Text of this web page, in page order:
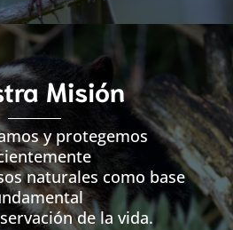
Misión
y protegemos
naturales como base
de la vida.